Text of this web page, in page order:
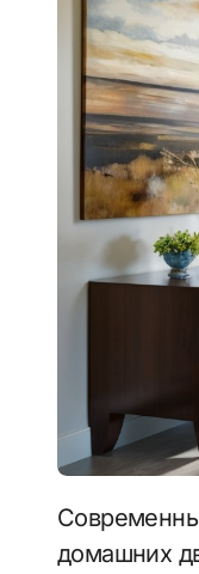
Современные умные технологии кардинально меняют облик и функциональность
домашних